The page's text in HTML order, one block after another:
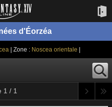
d'Éorzéa
| Zone : Noscea orientale
1 / 1